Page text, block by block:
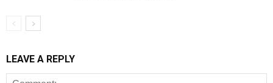
LEAVE A REPLY